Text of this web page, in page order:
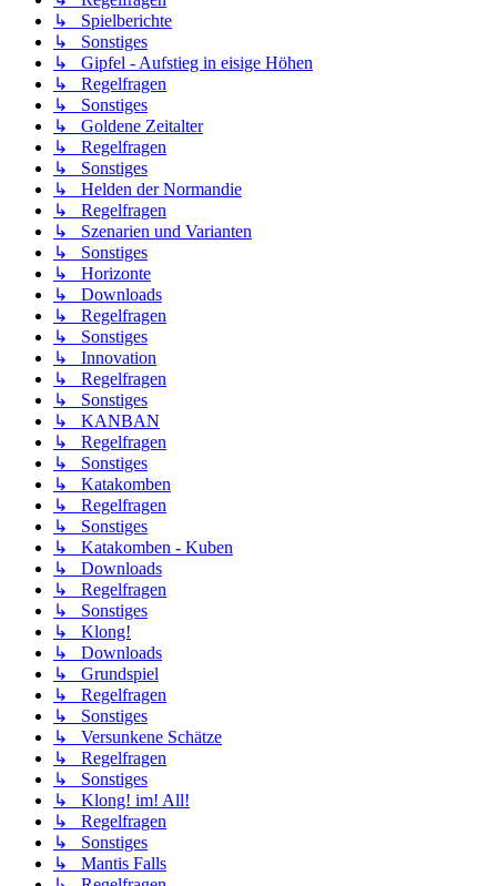
↳ Spielberichte
↳ Sonstiges
↳ Gipfel - Aufstieg in eisige Höhen
↳ Regelfragen
↳ Sonstiges
↳ Goldene Zeitalter
↳ Regelfragen
↳ Sonstiges
↳ Helden der Normandie
↳ Regelfragen
↳ Szenarien und Varianten
↳ Sonstiges
↳ Horizonte
↳ Downloads
↳ Regelfragen
↳ Sonstiges
↳ Innovation
↳ Regelfragen
↳ Sonstiges
↳ KANBAN
↳ Regelfragen
↳ Sonstiges
↳ Katakomben
↳ Regelfragen
↳ Sonstiges
↳ Katakomben - Kuben
↳ Downloads
↳ Regelfragen
↳ Sonstiges
↳ Klong!
↳ Downloads
↳ Grundspiel
↳ Regelfragen
↳ Sonstiges
↳ Versunkene Schätze
↳ Regelfragen
↳ Sonstiges
↳ Klong! im! All!
↳ Regelfragen
↳ Sonstiges
↳ Mantis Falls